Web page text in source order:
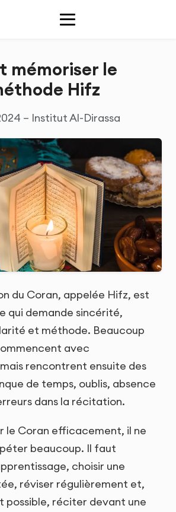
mémoriser le
Hifz
– Institut Al-Dirassa
du Coran, appelée Hifz, est
qui demande sincérité,
et méthode. Beaucoup
avec
rencontrent ensuite des
de temps, oublis, absence
dans la récitation.
le Coran efficacement, il ne
beaucoup. Il faut
choisir une
réviser régulièrement et,
possible, réciter devant une